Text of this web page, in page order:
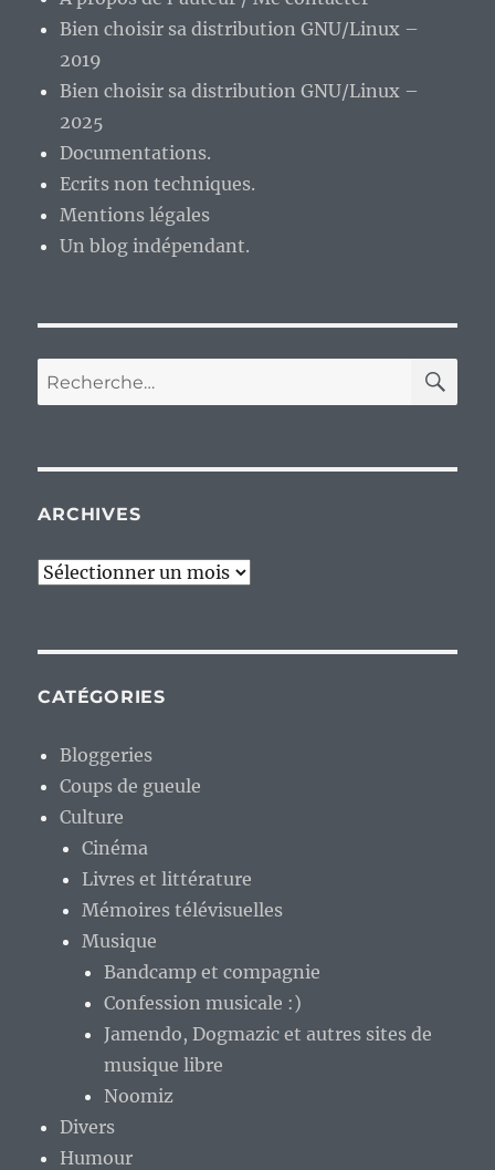
Bien choisir sa distribution GNU/Linux –
2019
Bien choisir sa distribution GNU/Linux –
2025
Documentations.
Ecrits non techniques.
Mentions légales
Un blog indépendant.
Recherche
pour :
ARCHIVES
Archives
CATÉGORIES
Bloggeries
Coups de gueule
Culture
Cinéma
Livres et littérature
Mémoires télévisuelles
Musique
Bandcamp et compagnie
Confession musicale :)
Jamendo, Dogmazic et autres sites de
musique libre
Noomiz
Divers
Humour